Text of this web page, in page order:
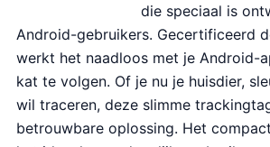
die speciaal is
Android-gebruikers. Gecertificeerd
werkt het naadloos met je Android-
kat te volgen. Of je nu je huisdier,
wil traceren, deze slimme
betrouwbare oplossing. Het